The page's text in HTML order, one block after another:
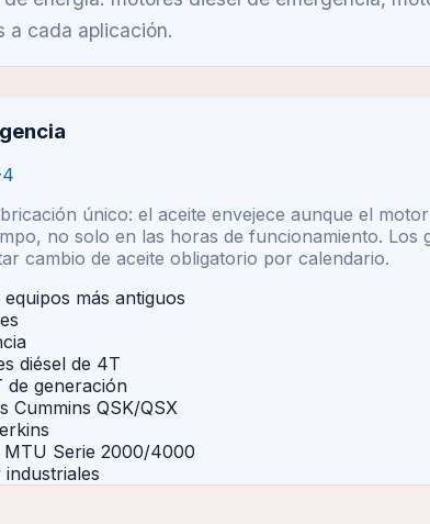
a cada aplicación.
único: el aceite envejece aunque el
no solo en las horas de funcionamiento. Los
cambio de aceite obligatorio por calendario.
más antiguos
diésel de 4T
de generación
Cummins QSK/QSX
Serie 2000/4000